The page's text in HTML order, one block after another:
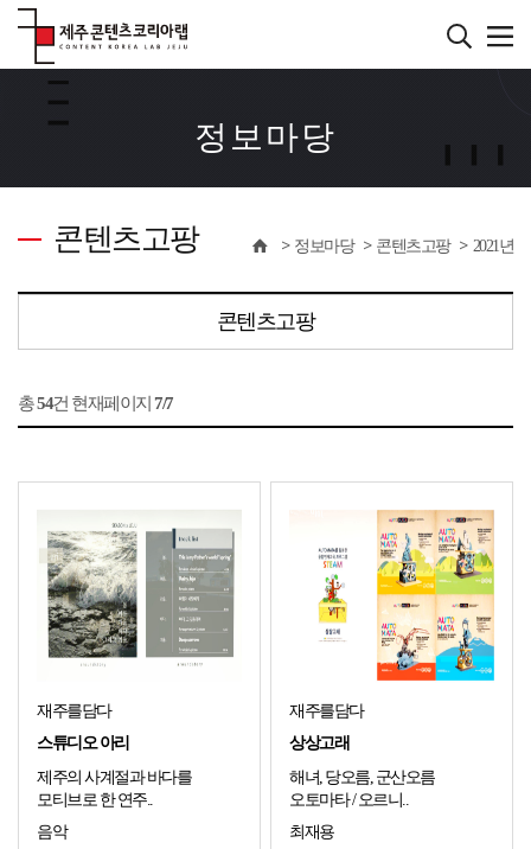
본
문
서브컨텐츠
정보마당
콘텐츠고팡 정보마당 콘텐츠고팡 2021년
콘텐츠고팡
총54건 현재페이지 7/7
재주를담다
스튜디오 아리
제주의 사계절과 바다를
모티브로 한 연주..
음악
재주를담다
상상고래
해녀, 당오름, 군산오름
오토마타 / 오르니..
최재용